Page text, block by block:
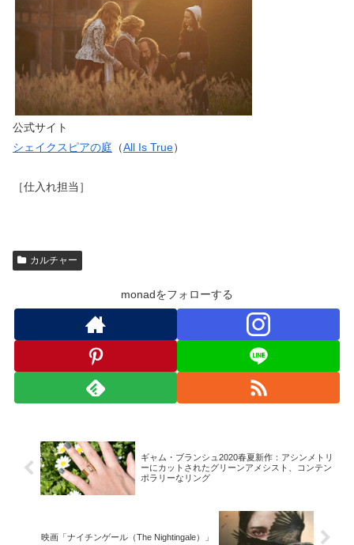
公式サイト
シェイクスピアの庭 （All Is True）
［仕入れ担当］
カルチャー
monadをフォローする
ギャム・ブランシュ2020春夏新作：アシンメトリ
ーにカットされたグリーンアメシスト、コンテン
ポラリーなリング
映画「ナイチンゲール（The Nightingale）」